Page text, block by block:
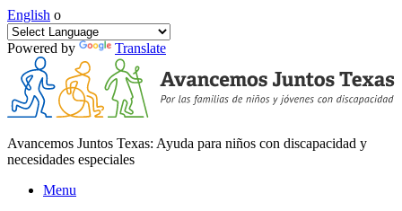
English o
Powered by Translate
Avancemos Juntos Texas: Ayuda para niños con discapacidad y
necesidades especiales
Menu